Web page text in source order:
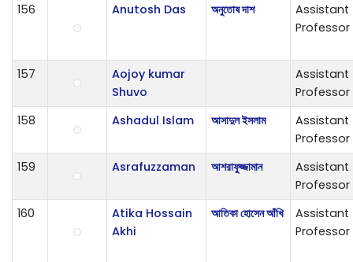
156 Anutosh Das অনুতোষ দাশ
Assistant
Professor
157
Aojoy kumar
Shuvo
Assistant
Professor
158
Ashadul Islam আসাদুল ইসলাম
Assistant
Professor
159
Asrafuzzaman আশরাফুজ্জামান
Assistant
Professor
160
Atika Hossain
Akhi
আতিকা হোসেন আঁখি
Assistant
Professor